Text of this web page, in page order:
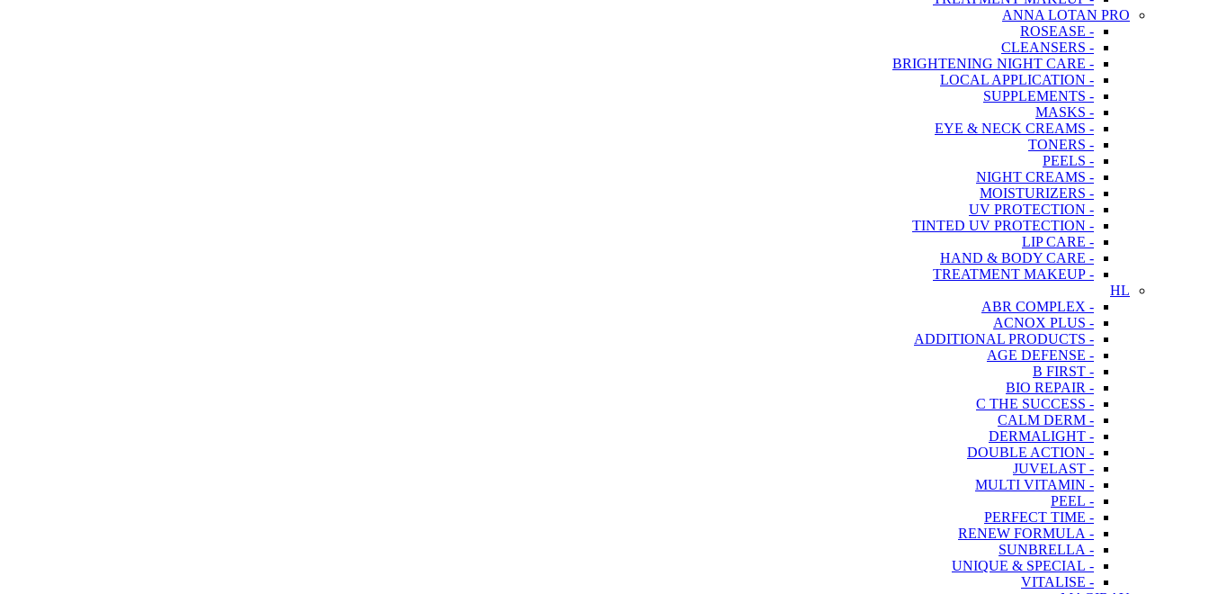
ANNA LOTAN PRO
- ROSEASE
- CLEANSERS
- BRIGHTENING NIGHT CARE
- LOCAL APPLICATION
- SUPPLEMENTS
- MASKS
- EYE & NECK CREAMS
- TONERS
- PEELS
- NIGHT CREAMS
- MOISTURIZERS
- UV PROTECTION
- TINTED UV PROTECTION
- LIP CARE
- HAND & BODY CARE
- TREATMENT MAKEUP
HL
- ABR COMPLEX
- ACNOX PLUS
- ADDITIONAL PRODUCTS
- AGE DEFENSE
- B FIRST
- BIO REPAIR
- C THE SUCCESS
- CALM DERM
- DERMALIGHT
- DOUBLE ACTION
- JUVELAST
- MULTI VITAMIN
- PEEL
- PERFECT TIME
- RENEW FORMULA
- SUNBRELLA
- UNIQUE & SPECIAL
- VITALISE